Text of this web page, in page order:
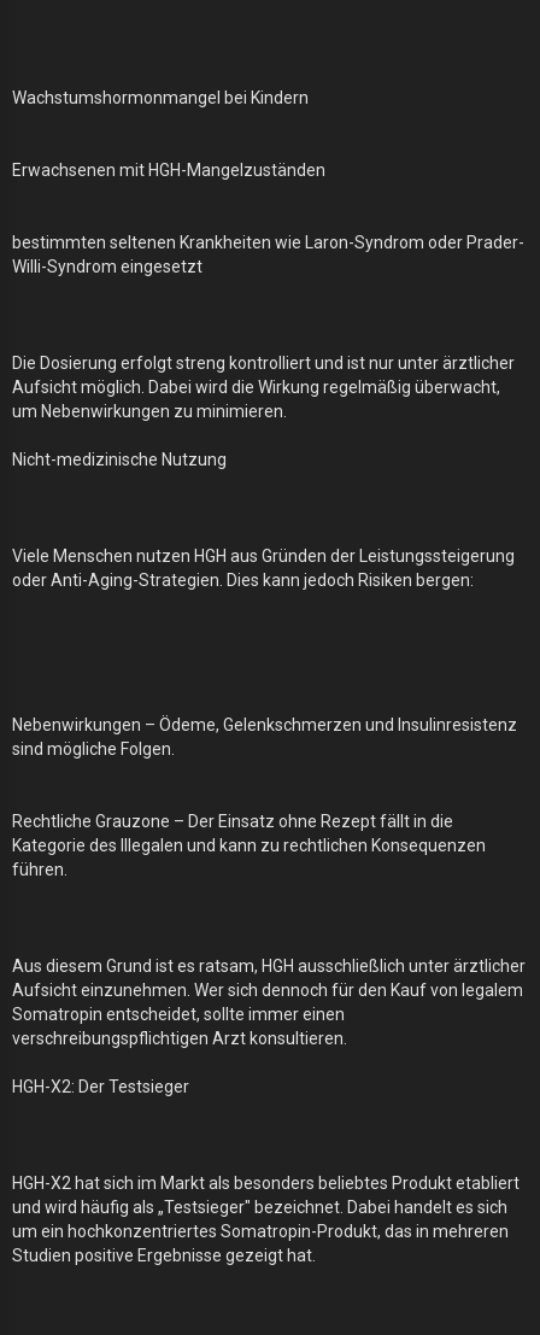
Wachstumshormonmangel bei Kindern
Erwachsenen mit HGH-Mangelzuständen
bestimmten seltenen Krankheiten wie Laron-Syndrom oder Prader-
Willi-Syndrom eingesetzt
Die Dosierung erfolgt streng kontrolliert und ist nur unter ärztlicher
Aufsicht möglich. Dabei wird die Wirkung regelmäßig überwacht,
um Nebenwirkungen zu minimieren.
Nicht-medizinische Nutzung
Viele Menschen nutzen HGH aus Gründen der Leistungssteigerung
oder Anti-Aging-Strategien. Dies kann jedoch Risiken bergen:
Nebenwirkungen – Ödeme, Gelenkschmerzen und Insulinresistenz
sind mögliche Folgen.
Rechtliche Grauzone – Der Einsatz ohne Rezept fällt in die
Kategorie des Illegalen und kann zu rechtlichen Konsequenzen
führen.
Aus diesem Grund ist es ratsam, HGH ausschließlich unter ärztlicher
Aufsicht einzunehmen. Wer sich dennoch für den Kauf von legalem
Somatropin entscheidet, sollte immer einen
verschreibungspflichtigen Arzt konsultieren.
HGH-X2: Der Testsieger
HGH-X2 hat sich im Markt als besonders beliebtes Produkt etabliert
und wird häufig als „Testsieger" bezeichnet. Dabei handelt es sich
um ein hochkonzentriertes Somatropin-Produkt, das in mehreren
Studien positive Ergebnisse gezeigt hat.